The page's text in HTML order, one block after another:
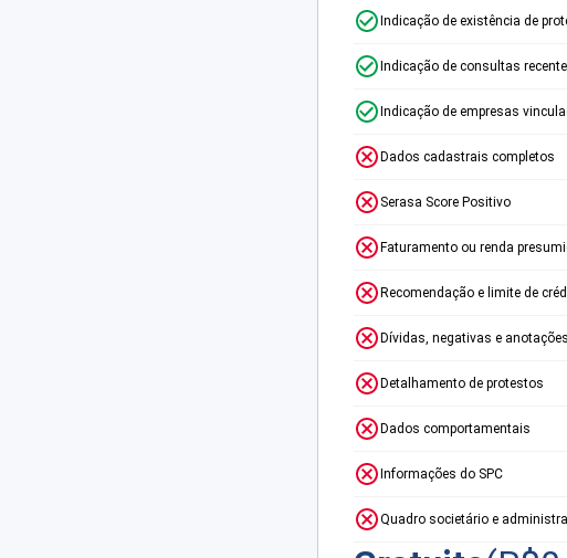
Indicação de existência de
Indicação de consultas
Indicação de empresas
Dados cadastrais completos
Serasa Score Positivo
Faturamento ou renda
Recomendação e limite de
Dívidas, negativas e anotações
Detalhamento de protestos
Dados comportamentais
Informações do SPC
Quadro societário e